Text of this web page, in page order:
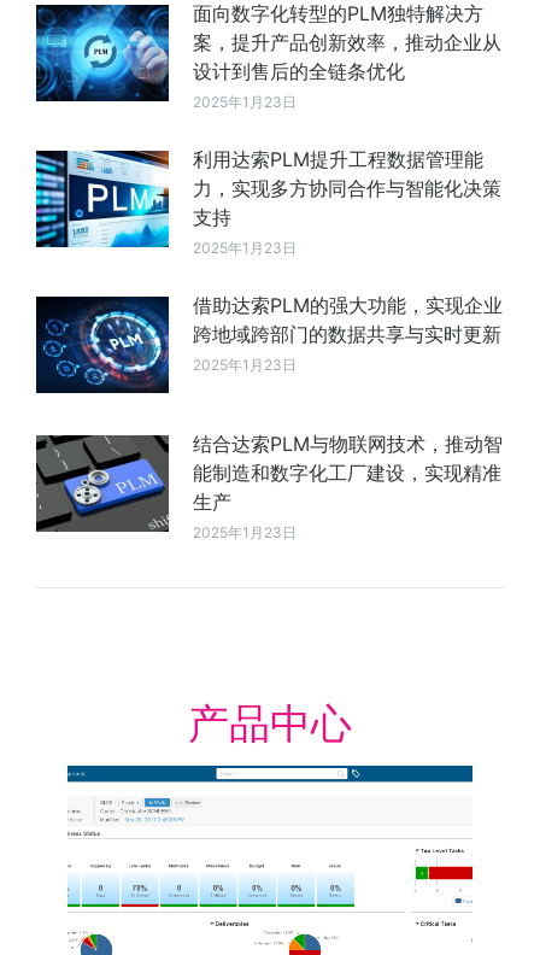
面向数字化转型的PLM独特解决方
案，提升产品创新效率，推动企业从
设计到售后的全链条优化
2025年1月23日
利用达索PLM提升工程数据管理能
力，实现多方协同合作与智能化决策
支持
2025年1月23日
借助达索PLM的强大功能，实现企业
跨地域跨部门的数据共享与实时更新
2025年1月23日
结合达索PLM与物联网技术，推动智
能制造和数字化工厂建设，实现精准
生产
2025年1月23日
产品中心